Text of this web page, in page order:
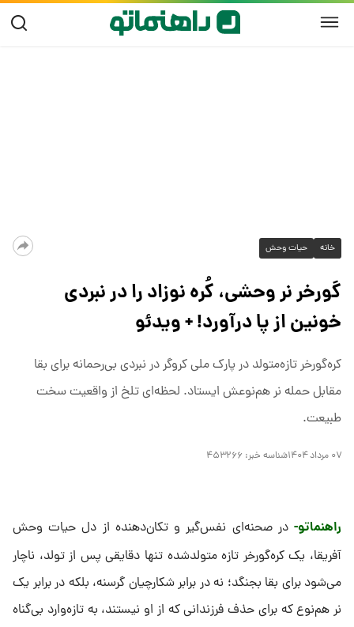
خانه حیات وحش
گورخر نر وحشی، کُره نوزاد را در نبردی
خونین از پا درآورد! + ویدئو
کره‌گورخر تازه‌متولد در پارک ملی کروگر در نبردی بی‌رحمانه برای بقا
مقابل حمله نر هم‌نوعش ایستاد. لحظه‌ای تلخ از واقعیت سخت
طبیعت.
۰۷ مرداد ۱۴۰۴ شناسه خبر: ۴۵۳۲۶۶
راهنماتو-در صحنه‌ای نفس‌گیر و تکان‌دهنده از دل حیات وحش
آفریقا، یک کره‌گورخر تازه متولدشده تنها دقایقی پس از تولد، ناچار
می‌شود برای بقا بجنگد؛ نه در برابر شکارچیان گرسنه، بلکه در برابر یک
نر هم‌نوع که برای حذف فرزندانی که از او نیستند، به تازه‌وارد بی‌گناه